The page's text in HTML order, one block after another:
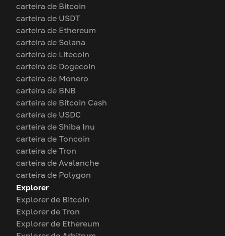
carteira de Bitcoin
carteira de USDT
carteira de Ethereum
carteira de Solana
carteira de Litecoin
carteira de Dogecoin
carteira de Monero
carteira de BNB
carteira de Bitcoin Cash
carteira de USDC
carteira de Shiba Inu
carteira de Toncoin
carteira de Tron
carteira de Avalanche
carteira de Polygon
Explorer
Explorer de Bitcoin
Explorer de Tron
Explorer de Ethereum